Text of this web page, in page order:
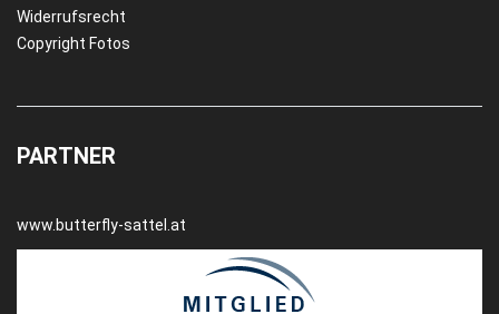
Widerrufsrecht
Copyright Fotos
PARTNER
www.butterfly-sattel.at